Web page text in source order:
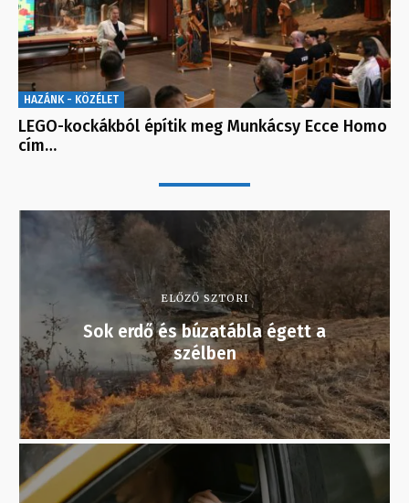
HAZÁNK - KÖZÉLET
LEGO-kockákból építik meg Munkácsy Ecce Homo
cím…
ELŐZŐ SZTORI
Sok erdő és búzatábla égett a
szélben